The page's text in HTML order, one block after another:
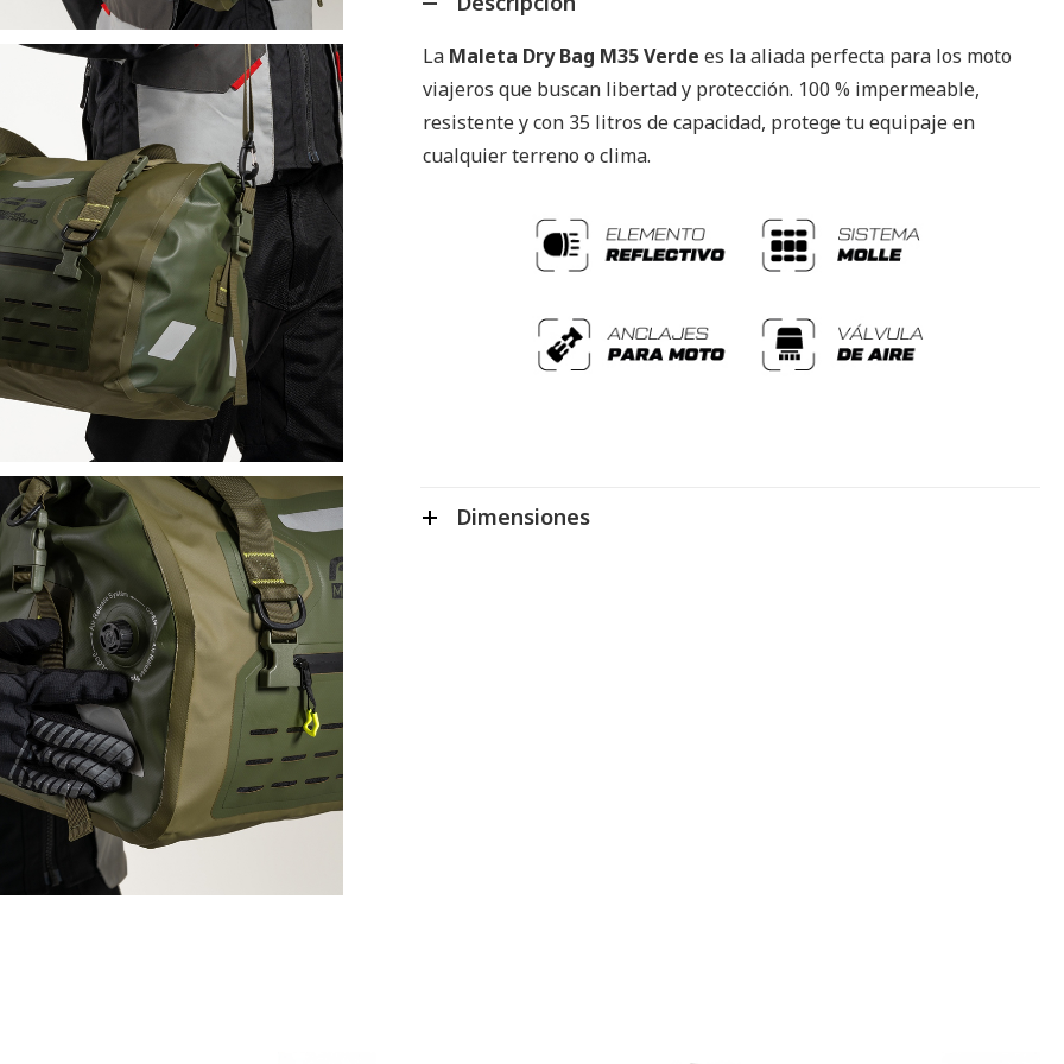
La Maleta Dry Bag M35 Verde es la aliada perfecta para los moto
viajeros que buscan libertad y protección. 100 % impermeable,
resistente y con 35 litros de capacidad, protege tu equipaje en
cualquier terreno o clima.
Dimensiones